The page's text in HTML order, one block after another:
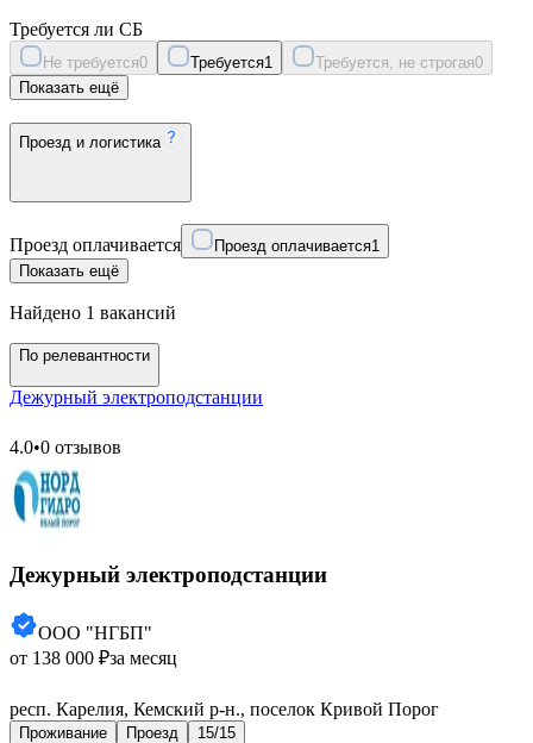
Требуется ли СБ
Не требуется0 Требуется1 Требуется, не строгая0
Показать ещё
Проезд и логистика
Проезд оплачивается Проезд оплачивается1
Показать ещё
Найдено 1 вакансий
По релевантности
Дежурный электроподстанции
4.0•0 отзывов
Дежурный электроподстанции
ООО "НГБП"
от 138 000 ₽за месяц
респ. Карелия, Кемский р-н., поселок Кривой Порог
Проживание Проезд 15/15